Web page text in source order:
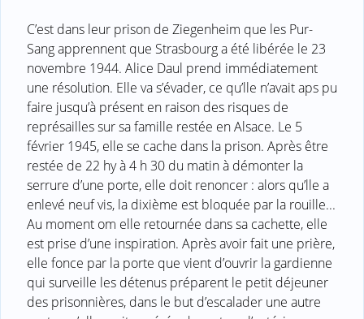
C’est dans leur prison de Ziegenheim que les Pur-
Sang apprennent que Strasbourg a été libérée le 23
novembre 1944. Alice Daul prend immédiatement
une résolution. Elle va s’évader, ce qu’lle n’avait aps pu
faire jusqu’à présent en raison des risques de
représailles sur sa famille restée en Alsace. Le 5
février 1945, elle se cache dans la prison. Après être
restée de 22 hy à 4 h 30 du matin à démonter la
serrure d’une porte, elle doit renoncer : alors qu’lle a
enlevé neuf vis, la dixième est bloquée par la rouille...
Au moment om elle retournée dans sa cachette, elle
est prise d’une inspiration. Après avoir fait une prière,
elle fonce par la porte que vient d’ouvrir la gardienne
qui surveille les détenus préparent le petit déjeuner
des prisonnières, dans le but d’escalader une autre